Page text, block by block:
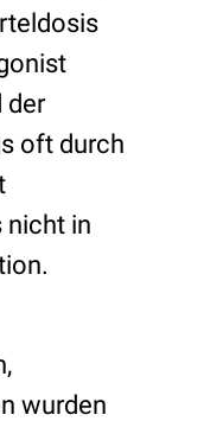
der
oft durch
nicht in
wurden